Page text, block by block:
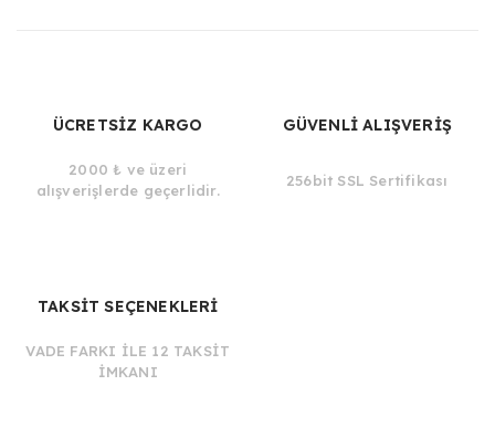
ÜCRETSİZ KARGO
2000 ₺ ve üzeri
alışverişlerde geçerlidir.
GÜVENLİ ALIŞVERİŞ
256bit SSL Sertifikası
TAKSİT SEÇENEKLERİ
VADE FARKI İLE 12 TAKSİT
İMKANI